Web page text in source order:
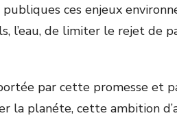
ces enjeux
l’eau, de limiter le rejet de
par cette promesse et
la planéte, cette ambition